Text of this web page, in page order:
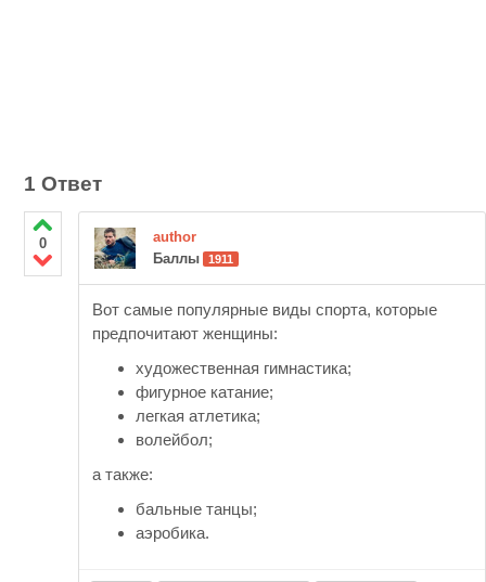
1 Ответ
0
author
Баллы
1911
Вот самые популярные виды спорта, которые
предпочитают женщины:
художественная гимнастика;
фигурное катание;
легкая атлетика;
волейбол;
а также:
бальные танцы;
аэробика.